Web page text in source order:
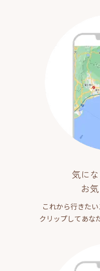
気に
お
これから行きた
クリップしてあな